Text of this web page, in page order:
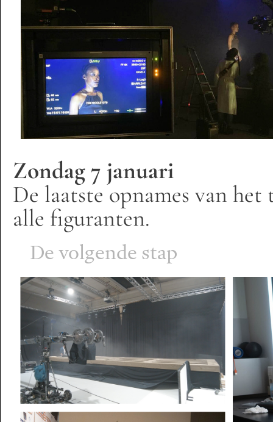
Zondag 7 januari
De laatste opnames van
alle figuranten.
De volgende stap